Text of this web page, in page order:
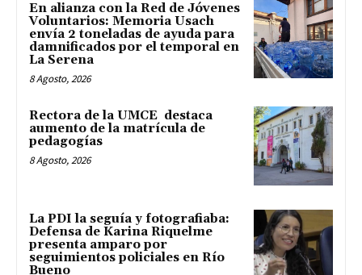
En alianza con la Red de Jóvenes
Voluntarios: Memoria Usach
envía 2 toneladas de ayuda para
damnificados por el temporal en
La Serena
8 Agosto, 2026
Rectora de la UMCE destaca
aumento de la matrícula de
pedagogías
8 Agosto, 2026
La PDI la seguía y fotografiaba:
Defensa de Karina Riquelme
presenta amparo por
seguimientos policiales en Río
Bueno